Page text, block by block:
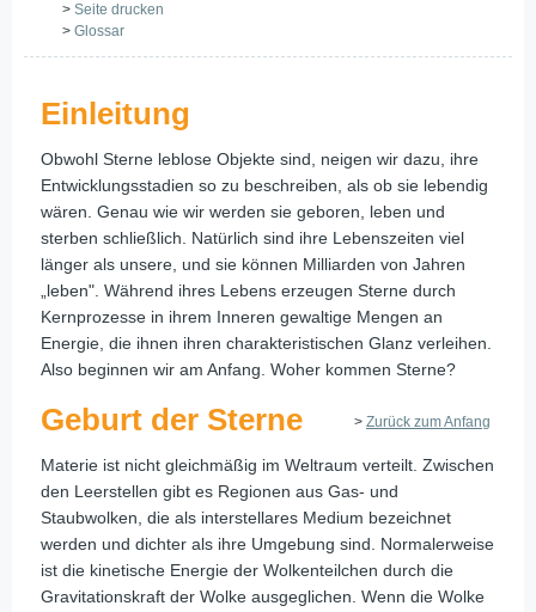
> Seite drucken
> Glossar
Einleitung
Obwohl Sterne leblose Objekte sind, neigen wir dazu, ihre
Entwicklungsstadien so zu beschreiben, als ob sie lebendig
wären. Genau wie wir werden sie geboren, leben und
sterben schließlich. Natürlich sind ihre Lebenszeiten viel
länger als unsere, und sie können Milliarden von Jahren
„leben". Während ihres Lebens erzeugen Sterne durch
Kernprozesse in ihrem Inneren gewaltige Mengen an
Energie, die ihnen ihren charakteristischen Glanz verleihen.
Also beginnen wir am Anfang. Woher kommen Sterne?
> Zurück zum Anfang
Geburt der Sterne
Materie ist nicht gleichmäßig im Weltraum verteilt. Zwischen
den Leerstellen gibt es Regionen aus Gas- und
Staubwolken, die als interstellares Medium bezeichnet
werden und dichter als ihre Umgebung sind. Normalerweise
ist die kinetische Energie der Wolkenteilchen durch die
Gravitationskraft der Wolke ausgeglichen. Wenn die Wolke